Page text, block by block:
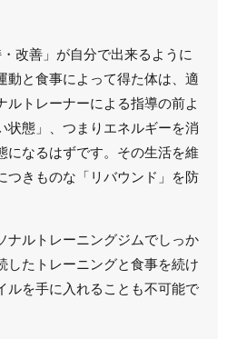
改善」が自分で出来るように
動と食事によって得た体は、適
ルトレーナーによる指導の前よ
状態」、つまりエネルギーを消
になるはずです。その生活を維
つきものな「リバウンド」を防
ナルトレーニングジムでしっか
したトレーニングと食事を続け
ルを手に入れることも不可能で